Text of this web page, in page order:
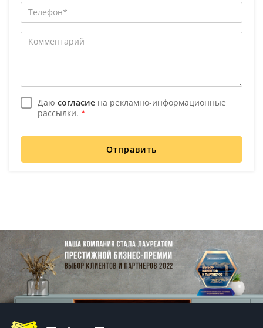
Даю согласие на рекламно-информационные
рассылки. *
Отправить